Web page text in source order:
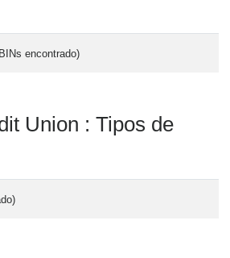
encontrado)
Union : Tipos de